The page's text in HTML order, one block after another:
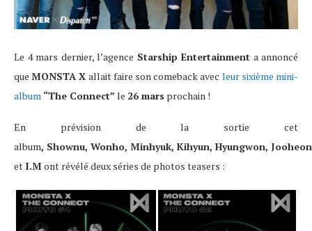
Le 4 mars dernier, l’agence Starship Entertainment a annoncé
que MONSTA X allait faire son comeback avec leur sixième mini-
album “The Connect” le 26 mars prochain !
En prévision de la sortie cet
album, Shownu, Wonho, Minhyuk, Kihyun, Hyungwon, Jooheon
et I.M ont révélé deux séries de photos teasers :